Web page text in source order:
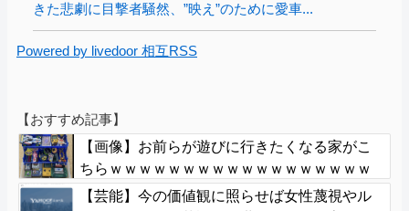
きた悲劇に目撃者騒然、”映え”のために愛車...
Powered by livedoor 相互RSS
【おすすめ記事】
【画像】お前らが遊びに行きたくなる家がこ
ちらｗｗｗｗｗｗｗｗｗｗｗｗｗｗｗｗｗｗ
ｗｗｗｗｗｗｗｗｗｗｗｗｗｗ
【芸能】今の価値観に照らせば女性蔑視やル